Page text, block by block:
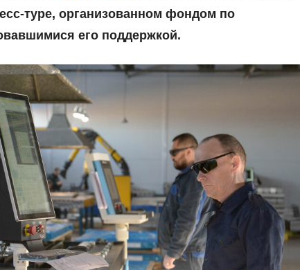
туре, организованном фондом по
его поддержкой.